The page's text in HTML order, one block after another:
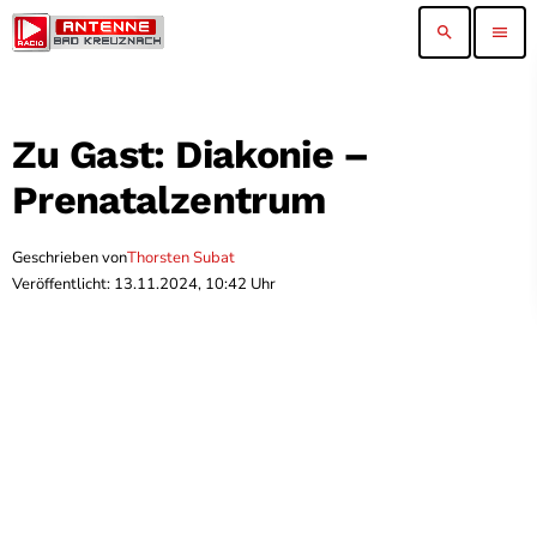
search menu
Zu Gast: Diakonie –
Prenatalzentrum
Geschrieben vonThorsten Subat
Veröffentlicht: 13.11.2024, 10:42 Uhr